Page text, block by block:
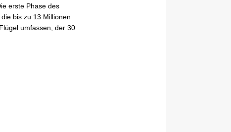
erste Phase des
bis zu 13 Millionen
umfassen, der 30